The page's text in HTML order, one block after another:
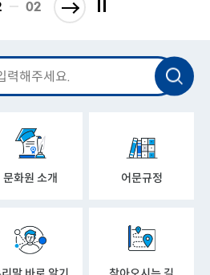
02
문화원 소개 어문규정